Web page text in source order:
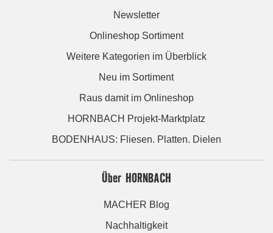
Newsletter
Onlineshop Sortiment
Weitere Kategorien im Überblick
Neu im Sortiment
Raus damit im Onlineshop
HORNBACH Projekt-Marktplatz
BODENHAUS: Fliesen. Platten. Dielen
Über HORNBACH
MACHER Blog
Nachhaltigkeit